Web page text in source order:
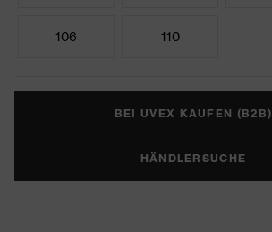
106 110
BEI UVEX KAUFEN (B2B)
HÄNDLERSUCHE